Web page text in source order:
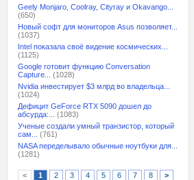
Geely Monjaro, Coolray, Cityray и Okavango...
(650)
Новый софт для мониторов Asus позволяет...
(1037)
Intel показала своё видение космических...
(1125)
Google готовит функцию Conversation
Capture...
(1028)
Nvidia инвестирует $3 млрд во владельца...
(1024)
Дефицит GeForce RTX 5090 дошел до
абсурда:...
(1083)
Ученые создали умный транзистор, который
сам...
(761)
NASA переделывало обычные ноутбуки для...
(1281)
< 1 2 3 4 5 6 7 8 >